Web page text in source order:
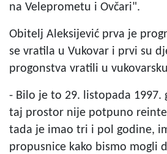
na Veleprometu i Ovčari".
Obitelj Aleksijević prva je
se vratila u Vukovar i prvi su
progonstva vratili u
- Bilo je to 29. listopada 1997.
taj prostor nije potpuno
tada je imao tri i pol godine,
propusnice kako bismo mogli